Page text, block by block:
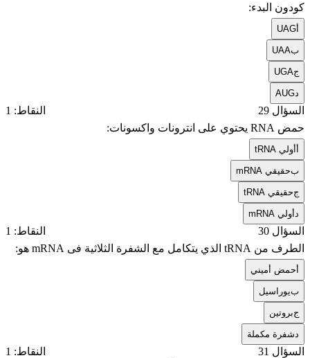
كودون البدء:
UAG
بUAA
جUGA
AUG
السؤال 29
النقاط: 1
حمض RNA يحتوي على انترونات واكسونات:
tRNA أولي
بmRNA حقيقي
جtRNA حقيقي
mRNA أولي
السؤال 30
النقاط: 1
الطرف من tRNA الذي يتكامل مع الشفرة الثلاثية فى mRNA هو:
حمض أميني
بيوراسيل
جبروتين
شفرة مكملة
السؤال 31
النقاط: 1